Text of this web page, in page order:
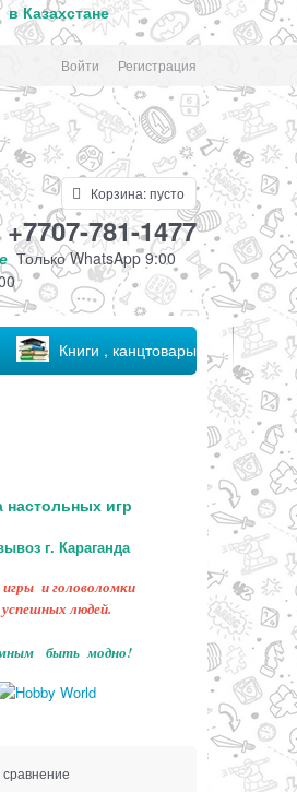
Казахстане
Войти Регистрация
Корзина:пусто
+7707-781-1477
Только WhatsApp 9:00
Книги , канцтовары
настольных игр
г. Караганда
и головоломки
успешных людей.
быть модно!